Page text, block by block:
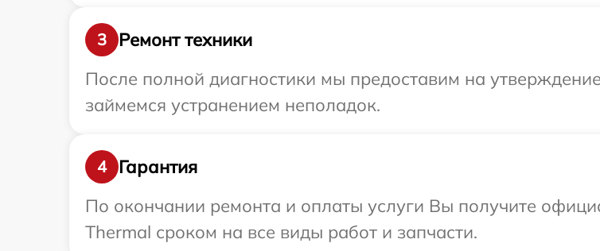
3
Ремонт техники
После полной диагностики мы предоставим на
займемся устранением неполадок.
4
Гарантия
По окончании ремонта и оплаты услуги Вы получите
Thermal сроком на все виды работ и запчасти.